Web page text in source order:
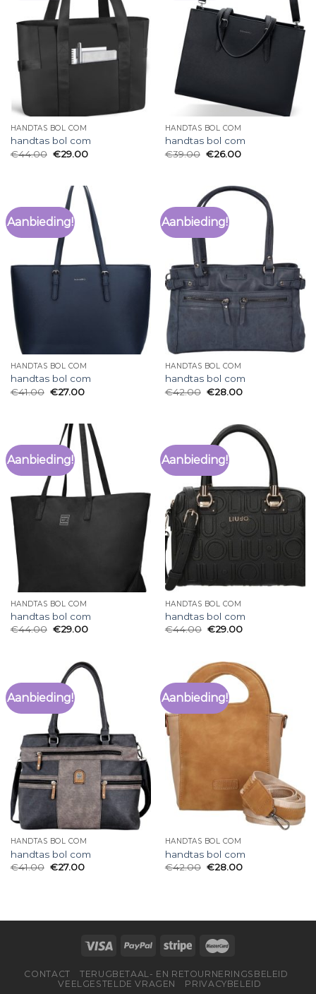
HANDTAS BOL COM
handtas bol com
€44.00 €29.00
HANDTAS BOL COM
handtas bol com
€39.00 €26.00
Aanbieding!
HANDTAS BOL COM
handtas bol com
€41.00 €27.00
Aanbieding!
HANDTAS BOL COM
handtas bol com
€42.00 €28.00
Aanbieding!
HANDTAS BOL COM
handtas bol com
€44.00 €29.00
Aanbieding!
HANDTAS BOL COM
handtas bol com
€44.00 €29.00
Aanbieding!
HANDTAS BOL COM
handtas bol com
€41.00 €27.00
Aanbieding!
HANDTAS BOL COM
handtas bol com
€42.00 €28.00
CONTACT
TERUGBETAAL- EN RETOURNERINGSBELEID
VEELGESTELDE VRAGEN
PRIVACYBELEID